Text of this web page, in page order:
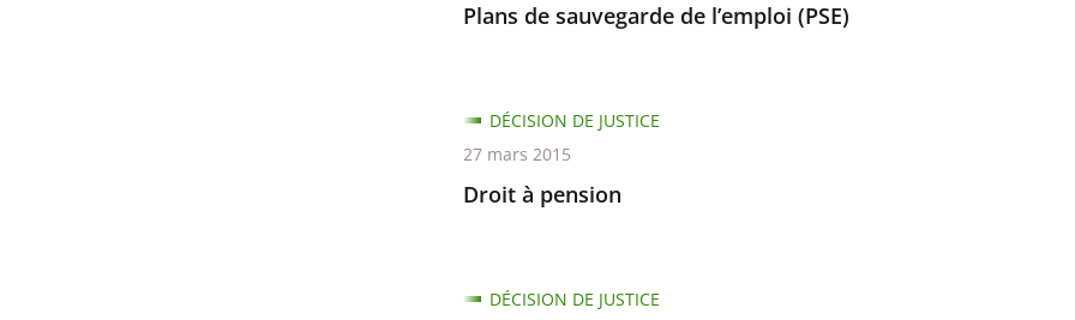
Plans de sauvegarde de l’emploi (PSE)
Droit à pension
DÉCISION DE JUSTICE
27 mars 2015
DÉCISION DE JUSTICE